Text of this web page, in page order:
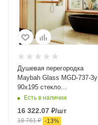
Душевая перегородка
Maybah Glass MGD-737-3у
90х195 стекло
тонированное профиль
Есть в наличии
16 322.07 ₽/шт
18 761₽ -13%